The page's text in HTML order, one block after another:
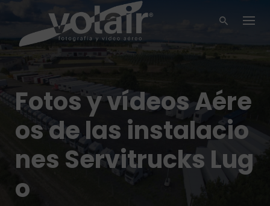
content
Fotos y vídeos Aére
os de las instalacio
nes Servitrucks Lug
o